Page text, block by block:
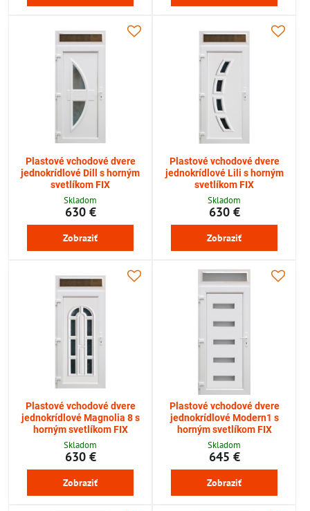
Plastové vchodové dvere
jednokrídlové Dill s horným
svetlíkom FIX
Skladom
630 €
Zobraziť
Plastové vchodové dvere
jednokrídlové Lili s horným
svetlíkom FIX
Skladom
630 €
Zobraziť
Plastové vchodové dvere
jednokrídlové Magnolia 8 s
horným svetlíkom FIX
Skladom
630 €
Zobraziť
Plastové vchodové dvere
jednokrídlové Modern1 s
horným svetlíkom FIX
Skladom
645 €
Zobraziť